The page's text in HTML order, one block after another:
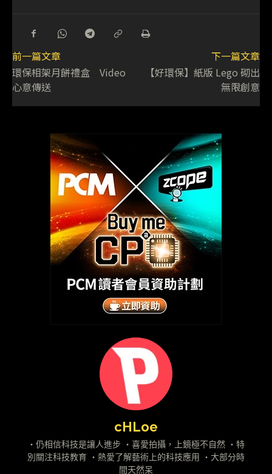
前一篇文章
環保相架月餅禮盒 Video
心意傳送
下一篇文章
【好環保】紙版 Lego 砌出
無限創意
cHLoe
・仍相信科技是讓人進步 ・喜愛拍攝，上鏡極不自然 ・特
別關注科技教育 ・熱愛了解藝術上的科技應用 ・大部分時
間天然呆